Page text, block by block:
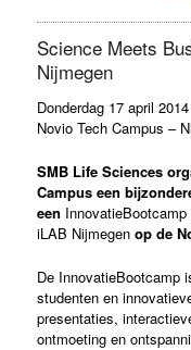
Science Meets
Nijmegen
Donderdag 17 april
Novio Tech Campus –
SMB Life Sciences
Campus een
een InnovatieBootcamp
iLAB Nijmegen op de
De InnovatieBootcamp
studenten en
presentaties,
ontmoeting en